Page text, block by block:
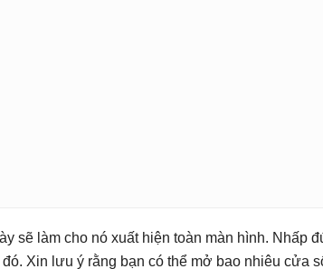
sẽ làm cho nó xuất hiện toàn màn hình. Nhấp
Xin lưu ý rằng bạn có thể mở bao nhiêu cửa